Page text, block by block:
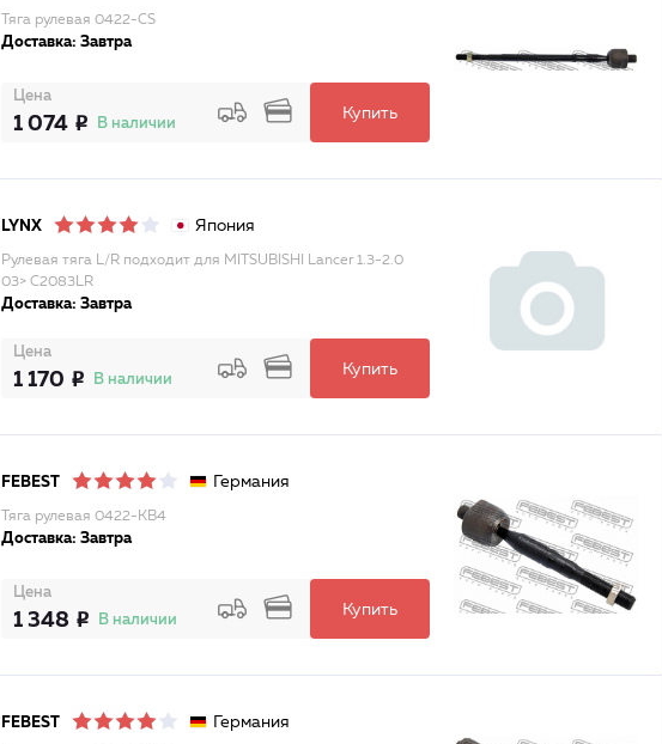
Тяга рулевая 0422-CS
Доставка: Завтра
Цена
1 074 В наличии
Купить
LYNX Япония
Рулевая тяга L/R подходит для MITSUBISHI Lancer 1.3-2.0
03> C2083LR
Доставка: Завтра
Цена
1 170 В наличии
Купить
FEBEST Германия
Тяга рулевая 0422-KB4
Доставка: Завтра
Цена
1 348 В наличии
Купить
FEBEST Германия